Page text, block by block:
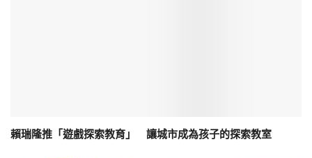
賴瑞隆推「遊戲探索教育」 讓城市成為孩子的探索教室